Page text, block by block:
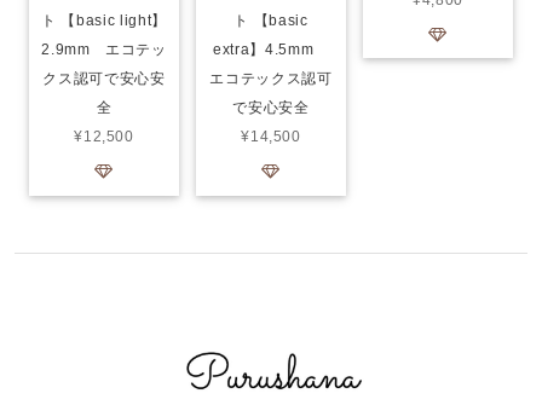
ト 【basic light】
2.9mm エコテッ
クス認可で安心安
全
¥12,500
ト 【basic
extra】4.5mm
エコテックス認可
で安心安全
¥14,500